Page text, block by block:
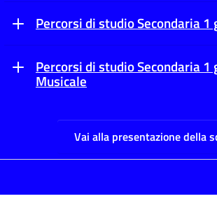
Percorsi di studio Secondaria 1
Percorsi di studio Secondaria
Musicale
Vai alla presentazione della